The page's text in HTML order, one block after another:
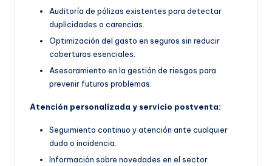
Auditoría de pólizas existentes para detectar
duplicidades o carencias.
Optimización del gasto en seguros sin reducir
coberturas esenciales.
Asesoramiento en la gestión de riesgos para
prevenir futuros problemas.
Atención personalizada y servicio postventa:
Seguimiento continuo y atención ante cualquier
duda o incidencia.
Información sobre novedades en el sector